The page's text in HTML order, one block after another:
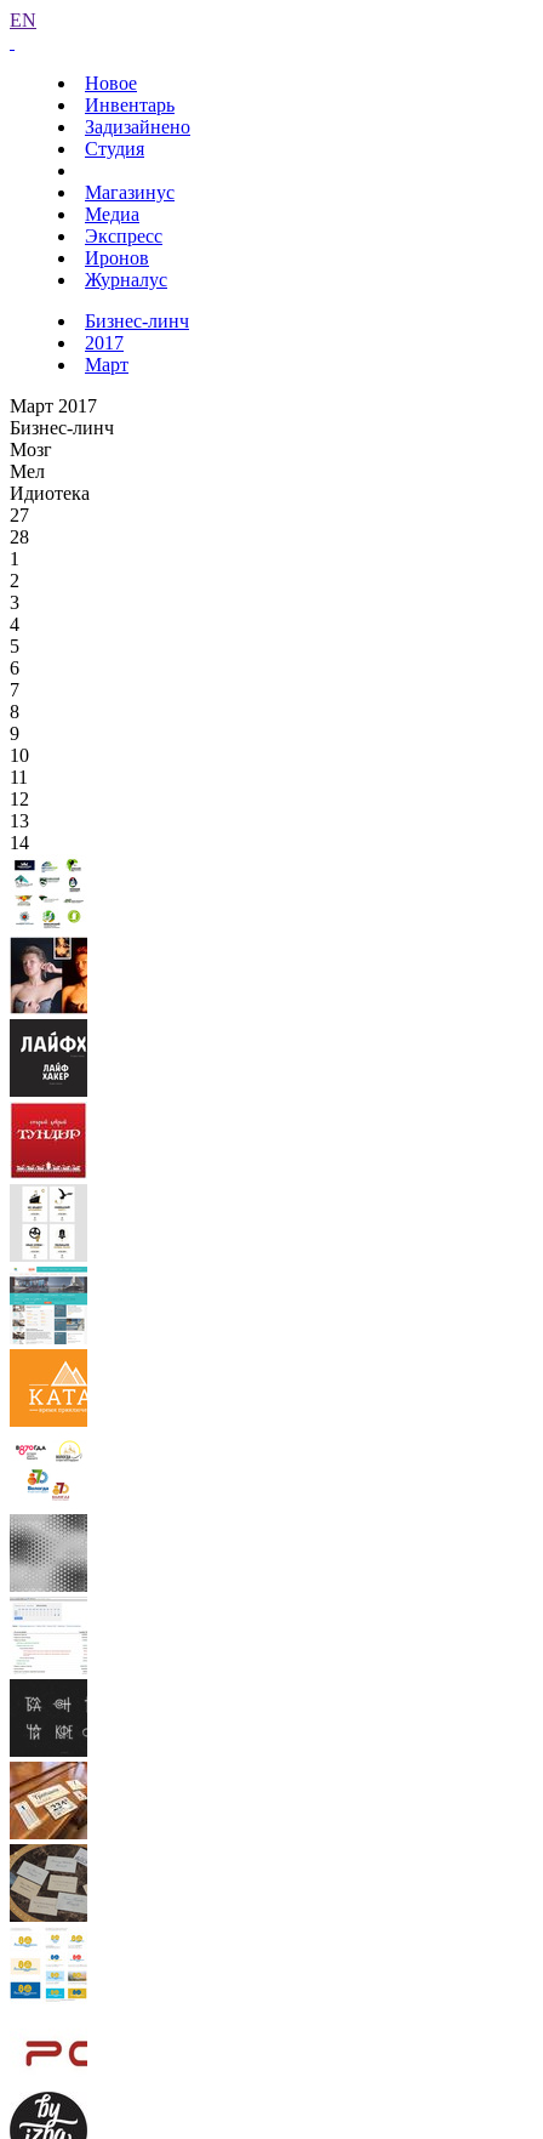
EN
Новое
Инвентарь
Задизайнено
Студия
Магазинус
Медиа
Экспресс
Иронов
Журналус
Бизнес-линч
2017
Март
Март 2017
Бизнес-линч
Мозг
Мел
Идиотека
27
28
1
2
3
4
5
6
7
8
9
10
11
12
13
14